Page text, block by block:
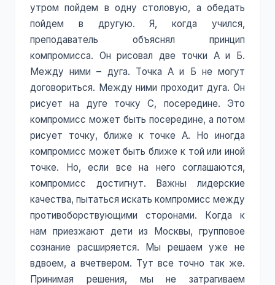
утром пойдем в одну столовую, а обедать
пойдем в другую. Я, когда учился,
преподаватель объяснял принцип
компромисса. Он рисовал две точки А и Б.
Между ними – дуга. Точка А и Б не могут
договориться. Между ними проходит дуга. Он
рисует на дуге точку С, посередине. Это
компромисс может быть посередине, а потом
рисует точку, ближе к точке А. Но иногда
компромисс может быть ближе к той или иной
точке. Но, если все на него соглашаются,
компромисс достигнут. Важны лидерские
качества, пытаться искать компромисс между
противоборствующими сторонами. Когда к
нам приезжают дети из Москвы, групповое
сознание расширяется. Мы решаем уже не
вдвоем, а вчетвером. Тут все точно так же.
Принимая решения, мы не затрагиваем